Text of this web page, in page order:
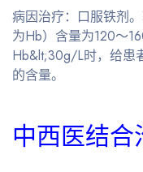
病因治疗：口服铁剂
为Hb）含量为120～
Hb&lt;30g/L时，给患
的含量。
中西医结合